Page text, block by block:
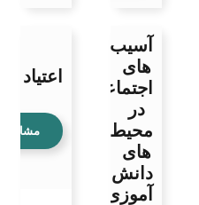
آسیب
های
اجتماعی
در
محیط
های
دانش
آموزی
اعتیاد
مشاهده